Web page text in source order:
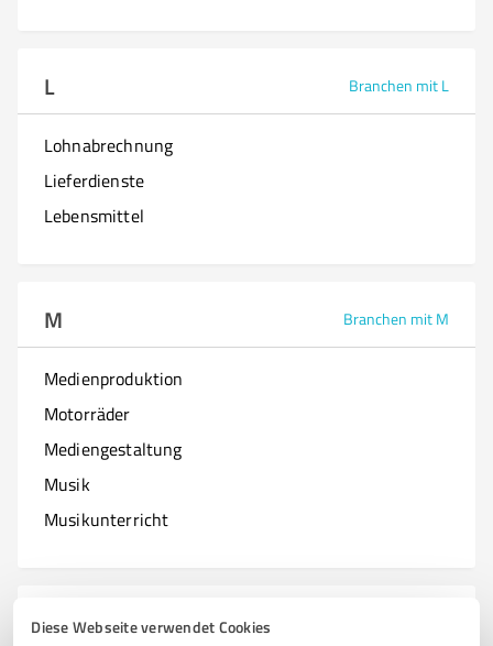
Diese Webseite verwendet Cookies
L Branchen mit L
Lohnabrechnung
Lieferdienste
Lebensmittel
M Branchen mit M
Medienproduktion
Motorräder
Mediengestaltung
Musik
Musikunterricht
N